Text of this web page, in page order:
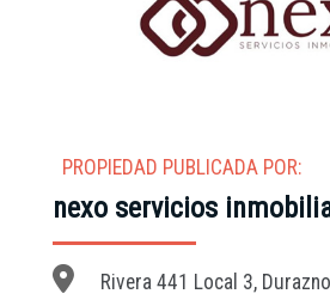
PROPIEDAD PUBLICADA POR:
nexo servicios
Rivera 441 Local 3,